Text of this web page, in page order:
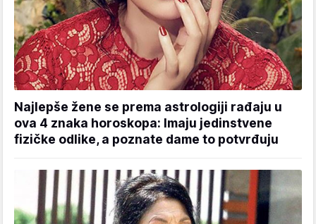
Najlepše žene se prema astrologiji rađaju u
ova 4 znaka horoskopa: Imaju jedinstvene
fizičke odlike, a poznate dame to potvrđuju